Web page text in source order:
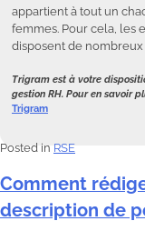
appartient à tout un
femmes. Pour cela, les
disposent de
Trigram est à votre
gestion RH. Pour en savoir
Trigram
Posted in RSE
Comment
description de